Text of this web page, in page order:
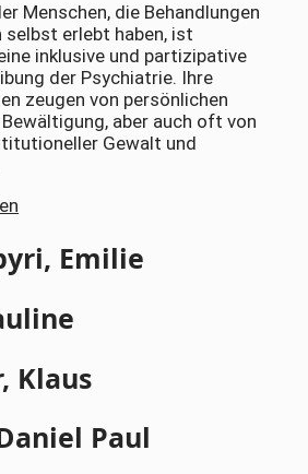
Menschen, die Behandlungen
erlebt haben, ist
inklusive und partizipative
der Psychiatrie. Ihre
zeugen von persönlichen
aber auch oft von
Gewalt und
Emilie
Klaus
Paul